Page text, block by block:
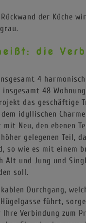
der Küche
die
4
48
das geschäftige
idyllischen
Neu, den ebenen
gelegenen Teil,
so wie es mit einem
Alt und Jung und
soll.
Durchgang,
führt,
Verbindung zum